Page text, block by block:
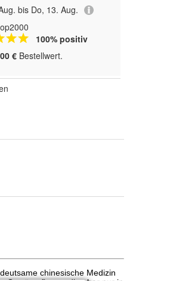
bis Do, 13. Aug.
100% positiv
€ Bestellwert.